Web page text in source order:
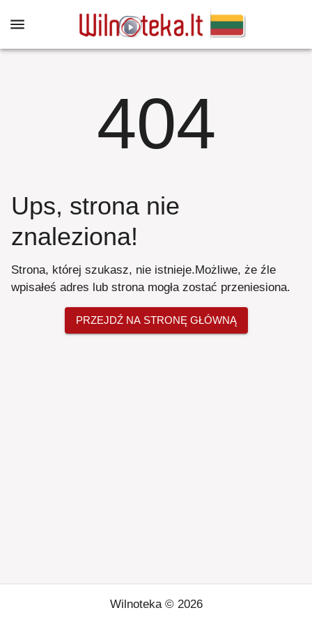
404
Ups, strona nie
znaleziona!
Strona, której szukasz, nie istnieje.Możliwe, że źle
wpisałeś adres lub strona mogła zostać przeniesiona.
PRZEJDŹ NA STRONĘ GŁÓWNĄ
Wilnoteka © 2026